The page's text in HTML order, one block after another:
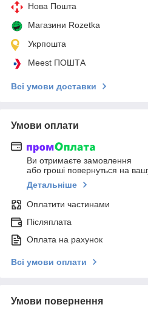
Нова Пошта
Магазини Rozetka
Укрпошта
Meest ПОШТА
Всі умови доставки
Умови оплати
Ви отримаєте замовлення
або гроші повернуться на
Детальніше
Оплатити частинами
Післяплата
Оплата на рахунок
Всі умови оплати
Умови повернення